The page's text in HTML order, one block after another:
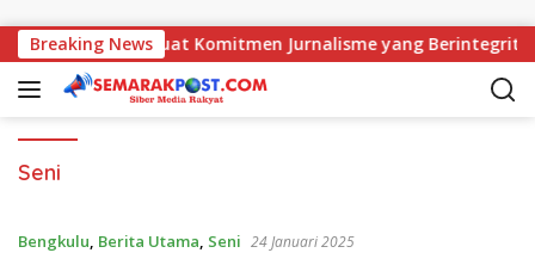
Breaking News
Kajati, AMJ Perkuat Komitmen Jurnalisme yang Berintegritas
Seni
Bengkulu, Berita Utama, Seni 24 Januari 2025